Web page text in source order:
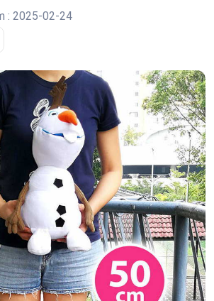
: 2025-02-24